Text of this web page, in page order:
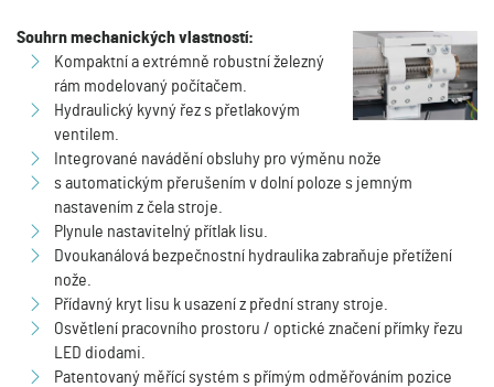
Souhrn mechanických vlastností:
Kompaktní a extrémně robustní železný
rám modelovaný počítačem.
Hydraulický kyvný řez s přetlakovým
ventilem.
Integrované navádění obsluhy pro výměnu nože
s automatickým přerušením v dolní poloze s jemným
nastavením z čela stroje.
Plynule nastavitelný přítlak lisu.
Dvoukanálová bezpečnostní hydraulika zabraňuje přetížení
nože.
Přídavný kryt lisu k usazení z přední strany stroje.
Osvětlení pracovního prostoru / optické značení přímky řezu
LED diodami.
Patentovaný měřící systém s přímým odměřováním pozice